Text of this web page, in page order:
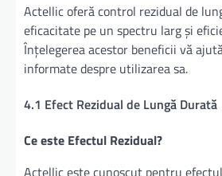
Actellic oferă control rezidual de
eficacitate pe un spectru larg și
Înțelegerea acestor beneficii vă
informate despre utilizarea sa.
4.1 Efect Rezidual de Lungă Durată
Ce este Efectul Rezidual?
Actellic este cunoscut pentru